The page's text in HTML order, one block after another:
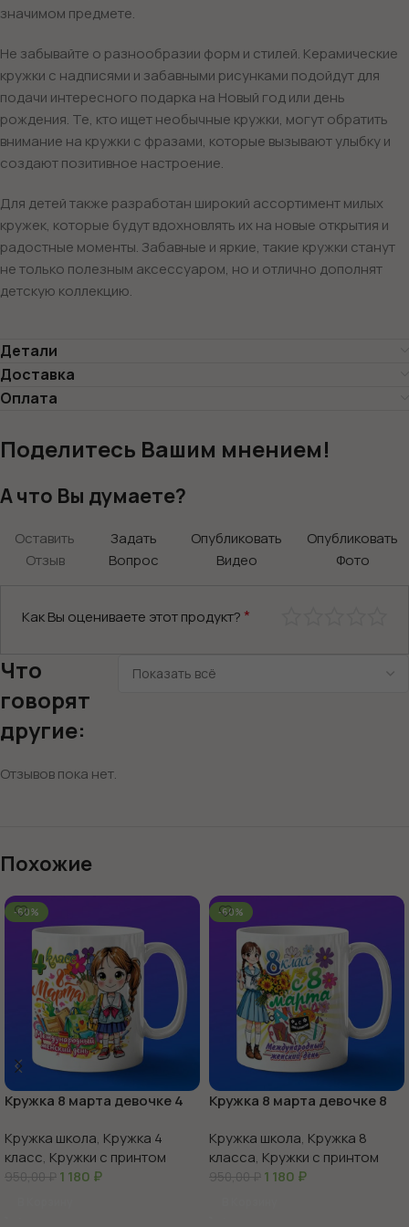
значимом предмете.
Не забывайте о разнообразии форм и стилей. Керамические
кружки с надписями и забавными рисунками подойдут для
подачи интересного подарка на Новый год или день
рождения. Те, кто ищет необычные кружки, могут обратить
внимание на кружки с фразами, которые вызывают улыбку и
создают позитивное настроение.
Для детей также разработан широкий ассортимент милых
кружек, которые будут вдохновлять их на новые открытия и
радостные моменты. Забавные и яркие, такие кружки станут
не только полезным аксессуаром, но и отлично дополнят
детскую коллекцию.
Детали
Доставка
Оплата
Поделитесь Вашим мнением!
А что Вы думаете?
Оставить
Отзыв
Задать
Вопрос
Опубликовать
Видео
Опубликовать
Фото
Как Вы оцениваете этот продукт? *
Что
говорят
другие:
Отзывов пока нет.
Похожие
-60%
Кружка 8 марта девочке 4
Кружка школа, Кружка 4
класс, Кружки с принтом
950,00₽ 1 180 ₽
-60%
Кружка 8 марта девочке 8
Кружка школа, Кружка 8
класса, Кружки с принтом
950,00₽ 1 180 ₽